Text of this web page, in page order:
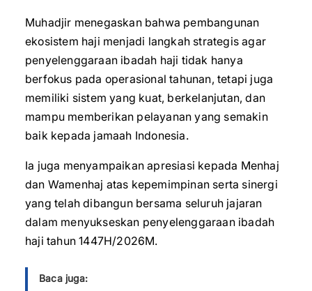
Muhadjir menegaskan bahwa pembangunan
ekosistem haji menjadi langkah strategis agar
penyelenggaraan ibadah haji tidak hanya
berfokus pada operasional tahunan, tetapi juga
memiliki sistem yang kuat, berkelanjutan, dan
mampu memberikan pelayanan yang semakin
baik kepada jamaah Indonesia.
Ia juga menyampaikan apresiasi kepada Menhaj
dan Wamenhaj atas kepemimpinan serta sinergi
yang telah dibangun bersama seluruh jajaran
dalam menyukseskan penyelenggaraan ibadah
haji tahun 1447H/2026M.
Baca juga: